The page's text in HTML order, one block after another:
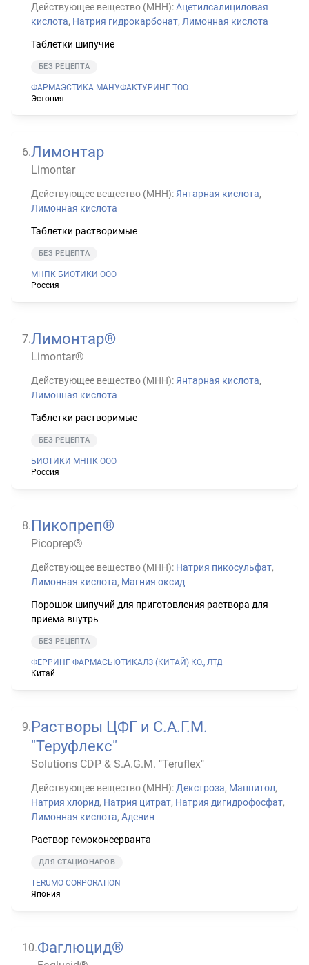
Действующее вещество (МНН):Ацетилсалициловая
кислота, Натрия гидрокарбонат, Лимонная кислота
Таблетки шипучие
БЕЗ РЕЦЕПТА
ФАРМАЭСТИКА МАНУФАКТУРИНГ ТОО
Эстония
6.Лимонтар
Limontar
Действующее вещество (МНН): Янтарная кислота,
Лимонная кислота
Таблетки растворимые
БЕЗ РЕЦЕПТА
МНПК БИОТИКИ ООО
Россия
7.Лимонтар®
Limontar®
Действующее вещество (МНН): Янтарная кислота,
Лимонная кислота
Таблетки растворимые
БЕЗ РЕЦЕПТА
БИОТИКИ МНПК ООО
Россия
8.Пикопреп®
Picoprep®
Действующее вещество (МНН): Натрия пикосульфат,
Лимонная кислота, Магния оксид
Порошок шипучий для приготовления раствора для
приема внутрь
БЕЗ РЕЦЕПТА
ФЕРРИНГ ФАРМАСЬЮТИКАЛЗ (КИТАЙ) КО., ЛТД
Китай
9.Растворы ЦФГ и С.А.Г.М.
"Теруфлекс"
Solutions CDP & S.A.G.M. "Teruflex"
Действующее вещество (МНН): Декстроза, Маннитол,
Натрия хлорид, Натрия цитрат, Натрия дигидрофосфат,
Лимонная кислота, Аденин
Раствор гемоконсерванта
ДЛЯ СТАЦИОНАРОВ
TERUMO CORPORATION
Япония
10.Фаглюцид®